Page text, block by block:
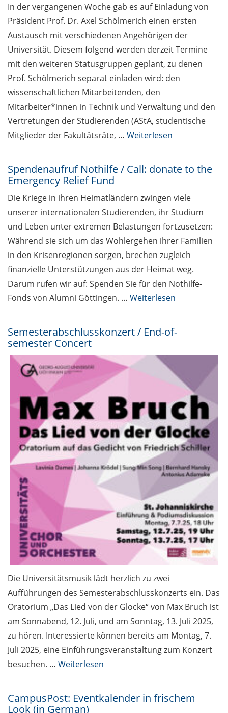
Personalmeldungen April bis
Juni 2025
Beschäftigte / Staff 7.1
Lehrveranstaltungsevaluation
Enlight: Online-Trainings für
Lehrende und Beschäftigte /
Online Training for teachers
and staff
7.1
Termine Studium / Events for
Students
In der vergangenen Woche gab es auf Einladung von
Präsident Prof. Dr. Axel Schölmerich einen ersten
Austausch mit verschiedenen Angehörigen der
Universität. Diesem folgend werden derzeit Termine
mit den weiteren Statusgruppen geplant, zu denen
Prof. Schölmerich separat einladen wird: den
wissenschaftlichen Mitarbeitenden, den
Mitarbeiter*innen in Technik und Verwaltung und den
Vertretungen der Studierenden (AStA, studentische
Mitglieder der Fakultätsräte, … Weiterlesen
Spendenaufruf Nothilfe / Call: donate to the
Emergency Relief Fund
Die Kriege in ihren Heimatländern zwingen viele
unserer internationalen Studierenden, ihr Studium
und Leben unter extremen Belastungen fortzusetzen:
Während sie sich um das Wohlergehen ihrer Familien
in den Krisenregionen sorgen, brechen zugleich
finanzielle Unterstützungen aus der Heimat weg.
Darum rufen wir auf: Spenden Sie für den Nothilfe-
Fonds von Alumni Göttingen. … Weiterlesen
Semesterabschlusskonzert / End-of-
semester Concert
Die Universitätsmusik lädt herzlich zu zwei
Aufführungen des Semesterabschlusskonzerts ein. Das
Oratorium „Das Lied von der Glocke“ von Max Bruch ist
am Sonnabend, 12. Juli, und am Sonntag, 13. Juli 2025,
zu hören. Interessierte können bereits am Montag, 7.
Juli 2025, eine Einführungsveranstaltung zum Konzert
besuchen. … Weiterlesen
CampusPost: Eventkalender in frischem
Look (in German)